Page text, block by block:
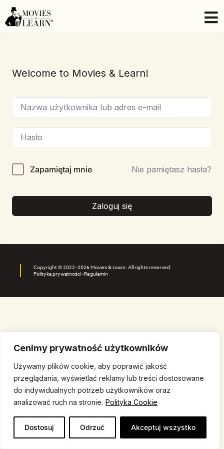
Cenimy prywatność użytkowników
Używamy plików cookie, aby poprawić jakość
przeglądania, wyświetlać reklamy lub treści dostosowane
do indywidualnych potrzeb użytkowników oraz
analizować ruch na stronie. Polityka Cookie
Dostosuj Odrzuć Akceptuj wszystko
Welcome to Movies & Learn!
Zapamiętaj mnie Nie pamiętasz hasła?
Zaloguj się
Copyright © 2022–2026 Movies & Learn. All rights reserved.
Polityka prywatności •Regulamin